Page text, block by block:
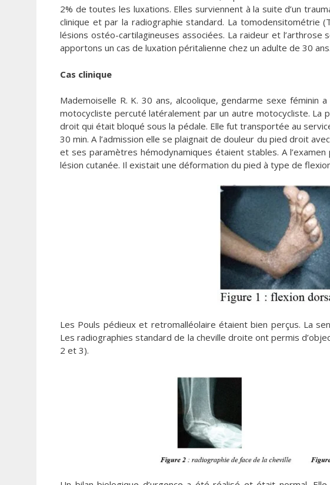
2% de toutes les luxations. Elles surviennent à la suite d’un
clinique et par la radiographie standard. La tomodensitométrie
lésions ostéo-cartilagineuses associées. La raideur et
apportons un cas de luxation péritalienne chez un adulte de 30 ans.
Cas clinique
Mademoiselle R. K. 30 ans, alcoolique, gendarme sexe féminin
motocycliste percuté latéralement par un autre motocycliste. La
droit qui était bloqué sous la pédale. Elle fut transportée au
30 min. A l’admission elle se plaignait de douleur du pied droit
et ses paramètres hémodynamiques étaient stables. A
lésion cutanée. Il existait une déformation du pied à type de
Les Pouls pédieux et retromalléolaire étaient bien perçus. La
Les radiographies standard de la cheville droite ont permis
2 et 3).